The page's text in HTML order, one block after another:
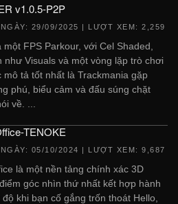
v1.0.5-P2P
29/09/2025 | LƯỢT XEM: 2,259
FPS Parkour, với Cel Shaded,
như Visuals và một vòng lặp trò chơi
mô tả tốt nhất là Trackmania gặp
phú, biểu cảm và đấu súng chặt
về. ...
TENOKE
05/10/2024 | LƯỢT XEM: 9,687
là một nền tảng chính xác 3D
góc nhìn thứ nhất kết hợp hành
khi bạn cố gắng trốn thoát Hello,